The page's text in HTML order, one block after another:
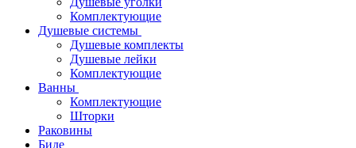
Комплектующие
Душевые системы
Душевые комплекты
Душевые лейки
Комплектующие
Ванны
Комплектующие
Шторки
Раковины
Биде